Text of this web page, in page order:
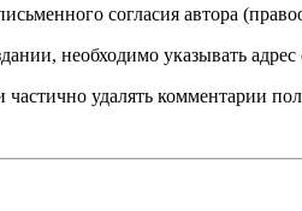
согласия автора
необходимо указывать адрес
удалять комментарии